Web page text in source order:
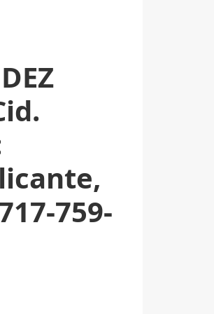
759-